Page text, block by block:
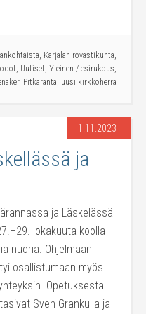
, Karjalan rovastikunta,
, Uutiset, Yleinen / esirukous,
, Pitkäranta, uusi kirkkoherra
1.11.2023
ja
ja Läskelässä
lokakuuta koolla
nuoria. Ohjelmaan
osallistumaan myös
Opetuksesta
Sven Grankulla ja